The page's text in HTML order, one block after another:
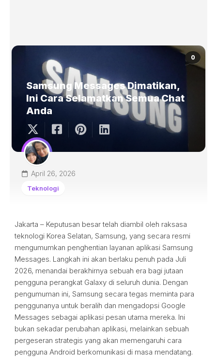
0
Samsung Messages Dimatikan,
Ini Cara Selamatkan Semua Chat
Anda
April 26, 2026
Teknologi
Jakarta – Keputusan besar telah diambil oleh raksasa
teknologi Korea Selatan, Samsung, yang secara resmi
mengumumkan penghentian layanan aplikasi Samsung
Messages. Langkah ini akan berlaku penuh pada Juli
2026, menandai berakhirnya sebuah era bagi jutaan
pengguna perangkat Galaxy di seluruh dunia. Dengan
pengumuman ini, Samsung secara tegas meminta para
penggunanya untuk beralih dan mengadopsi Google
Messages sebagai aplikasi pesan utama mereka. Ini
bukan sekadar perubahan aplikasi, melainkan sebuah
pergeseran strategis yang akan memengaruhi cara
pengguna Android berkomunikasi di masa mendatang.